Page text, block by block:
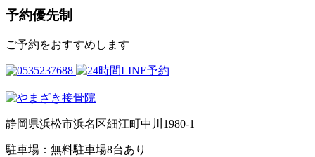
予約優先制
ご予約をおすすめします
静岡県浜松市浜名区細江町中川1980-1
駐車場：無料駐車場8台あり